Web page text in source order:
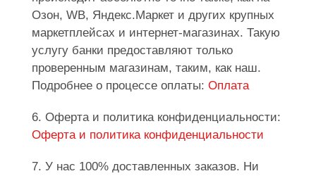
Озон, WB, Яндекс.Маркет и других крупных
маркетплейсах и интернет-магазинах. Такую
услугу банки предоставляют только
проверенным магазинам, таким, как наш.
Подробнее о процессе оплаты: Оплата
6. Оферта и политика конфиденциальности:
Оферта и политика конфиденциальности
7. У нас 100% доставленных заказов. Ни